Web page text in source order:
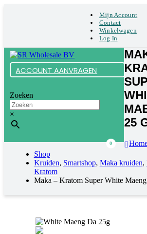
Mijn Account
Contact
Winkelwagen
Log In
ACCOUNT AANVRAGEN
Zoeken
×
0
25
Shop
Kruiden, Smartshop, Maka kruiden,
Kratom
Maka – Kratom Super White